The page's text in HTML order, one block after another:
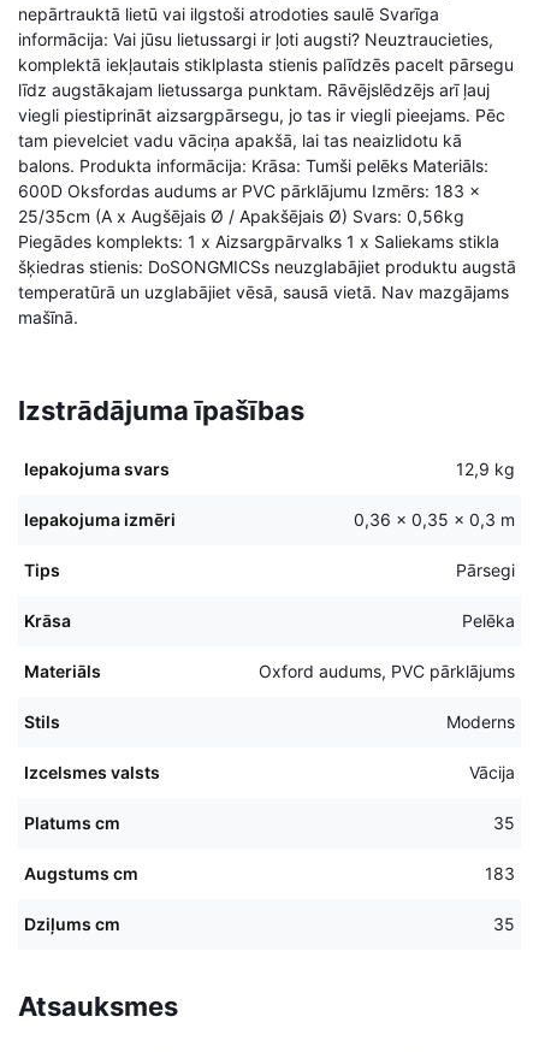
nepārtrauktā lietū vai ilgstoši atrodoties saulē Svarīga
informācija: Vai jūsu lietussargi ir ļoti augsti? Neuztraucieties,
komplektā iekļautais stiklplasta stienis palīdzēs pacelt pārsegu
līdz augstākajam lietussarga punktam. Rāvējslēdzējs arī ļauj
viegli piestiprināt aizsargpārsegu, jo tas ir viegli pieejams. Pēc
tam pievelciet vadu vāciņa apakšā, lai tas neaizlidotu kā
balons. Produkta informācija: Krāsa: Tumši pelēks Materiāls:
600D Oksfordas audums ar PVC pārklājumu Izmērs: 183 x
25/35cm (A x Augšējais Ø / Apakšējais Ø) Svars: 0,56kg
Piegādes komplekts: 1 x Aizsargpārvalks 1 x Saliekams stikla
šķiedras stienis: DoSONGMICSs neuzglabājiet produktu augstā
temperatūrā un uzglabājiet vēsā, sausā vietā. Nav mazgājams
mašīnā.
Izstrādājuma īpašības
Iepakojuma svars 12,9 kg
Iepakojuma izmēri 0,36 × 0,35 × 0,3 m
Tips Pārsegi
Krāsa Pelēka
Materiāls Oxford audums, PVC pārklājums
Stils Moderns
Izcelsmes valsts Vācija
Platums cm 35
Augstums cm 183
Dziļums cm 35
Atsauksmes